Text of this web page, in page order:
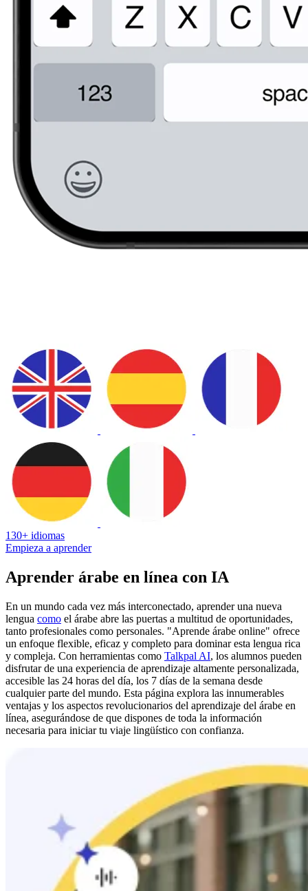
130+ idiomas
Empieza a aprender
Aprender árabe en línea con IA
En un mundo cada vez más interconectado, aprender una nueva
lengua como el árabe abre las puertas a multitud de oportunidades,
tanto profesionales como personales. "Aprende árabe online" ofrece
un enfoque flexible, eficaz y completo para dominar esta lengua rica
y compleja. Con herramientas como Talkpal AI, los alumnos pueden
disfrutar de una experiencia de aprendizaje altamente personalizada,
accesible las 24 horas del día, los 7 días de la semana desde
cualquier parte del mundo. Esta página explora las innumerables
ventajas y los aspectos revolucionarios del aprendizaje del árabe en
línea, asegurándose de que dispones de toda la información
necesaria para iniciar tu viaje lingüístico con confianza.